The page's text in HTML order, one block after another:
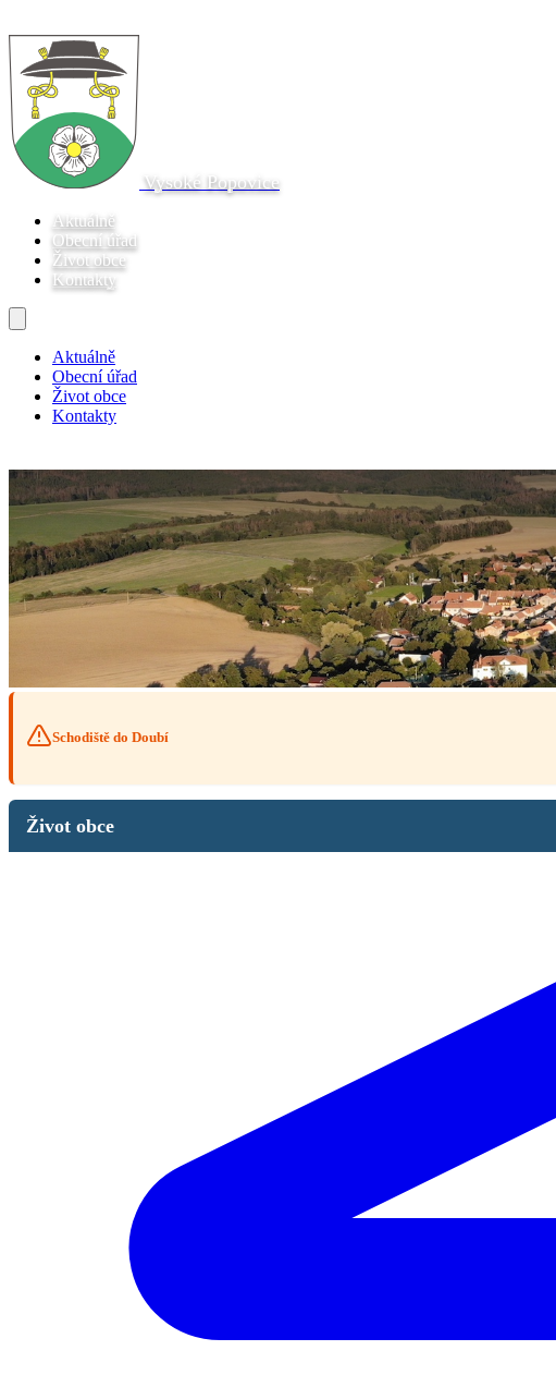
Vysoké Popovice
Aktuálně
Obecní úřad
Život obce
Kontakty
Aktuálně
Obecní úřad
Život obce
Kontakty
Schodiště do Doubí
Život obce